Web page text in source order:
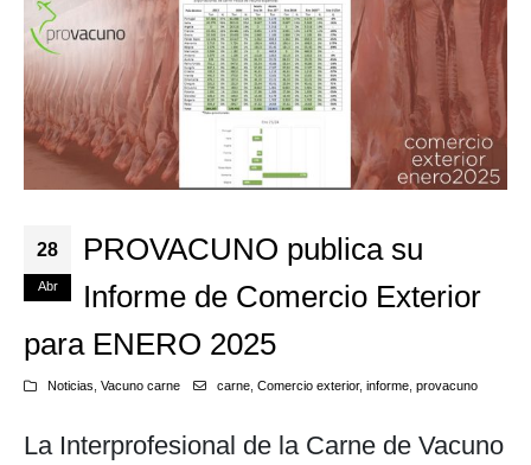
28
Abr
PROVACUNO publica su
Informe de Comercio Exterior
para ENERO 2025
Noticias Vacuno carne carne, Comercio exterior, informe, provacuno
La Interprofesional de la Carne de Vacuno